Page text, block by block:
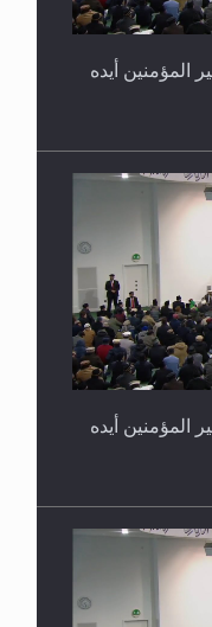
المؤمنين أيده
المؤمنين أيده